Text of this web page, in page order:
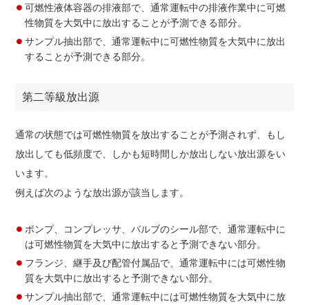
可燃性液体容器の排液部で、通常運転中の排液作業中に可燃
性物質を大気中に放出することが予測できる部分。
サンプル抽出部で、通常運転中に可燃性物質を大気中に放出
することが予測できる部分。
第二等級放出源
通常の状態では可燃性物質を放出することが予測されず、もし
放出しても低頻度で、しかも短時間しか放出しない放出源をい
います。
例えば次のような放出源が該当します。
ポンプ、コンプレッサ、バルブのシール部で、通常運転中に
は可燃性物質を大気中に放出すると予測できない部分。
フランジ、継手及び配管付属品で、通常運転中には可燃性物
質を大気中に放出すると予測できない部分。
サンプル抽出部で、通常運転中には可燃性物質を大気中に放